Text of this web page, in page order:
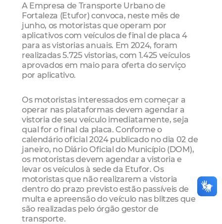
A Empresa de Transporte Urbano de
Fortaleza (Etufor) convoca, neste mês de
junho, os motoristas que operam por
aplicativos com veículos de final de placa 4
para as vistorias anuais. Em 2024, foram
realizadas 5.725 vistorias, com 1.425 veículos
aprovados em maio para oferta do serviço
por aplicativo.
Os motoristas interessados em começar a
operar nas plataformas devem agendar a
vistoria de seu veículo imediatamente, seja
qual for o final da placa. Conforme o
calendário oficial 2024 publicado no dia 02 de
janeiro, no Diário Oficial do Município (DOM),
os motoristas devem agendar a vistoria e
levar os veículos à sede da Etufor. Os
motoristas que não realizarem a vistoria
dentro do prazo previsto estão passíveis de
multa e apreensão do veículo nas blitzes que
são realizadas pelo órgão gestor de
transporte.